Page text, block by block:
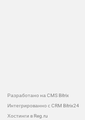
Разработано на CMS Bitrix
Интегрированно с CRM Bitrix24
Хостинги в Reg.ru